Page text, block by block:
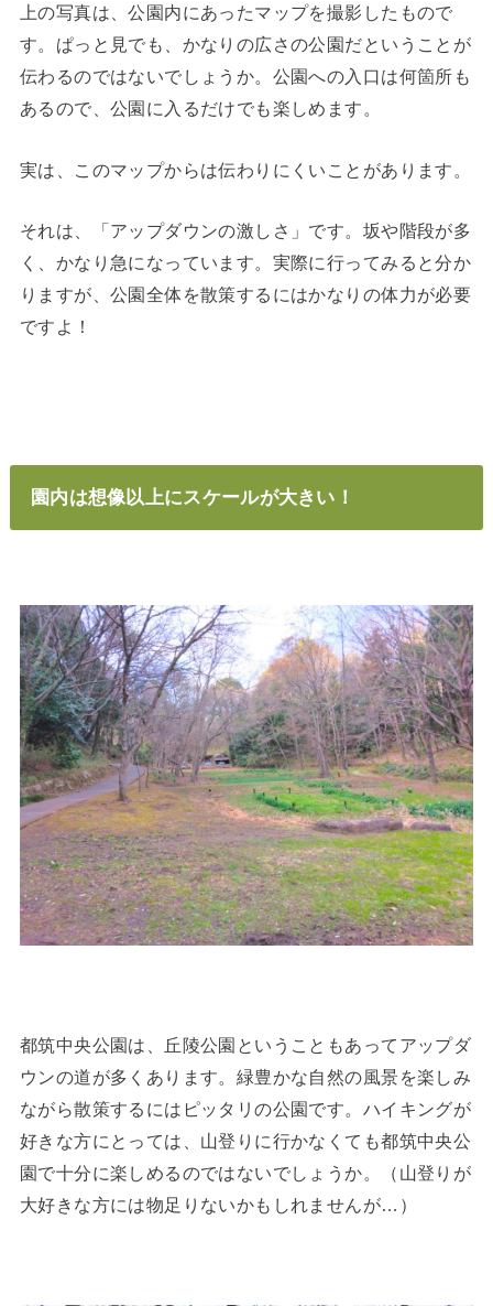
上の写真は、公園内にあったマップを撮影したもので
す。ぱっと見でも、かなりの広さの公園だということが
伝わるのではないでしょうか。公園への入口は何箇所も
あるので、公園に入るだけでも楽しめます。
実は、このマップからは伝わりにくいことがあります。
それは、「アップダウンの激しさ」です。坂や階段が多
く、かなり急になっています。実際に行ってみると分か
りますが、公園全体を散策するにはかなりの体力が必要
ですよ！
園内は想像以上にスケールが大きい！
都筑中央公園は、丘陵公園ということもあってアップダ
ウンの道が多くあります。緑豊かな自然の風景を楽しみ
ながら散策するにはピッタリの公園です。ハイキングが
好きな方にとっては、山登りに行かなくても都筑中央公
園で十分に楽しめるのではないでしょうか。（山登りが
大好きな方には物足りないかもしれませんが…）